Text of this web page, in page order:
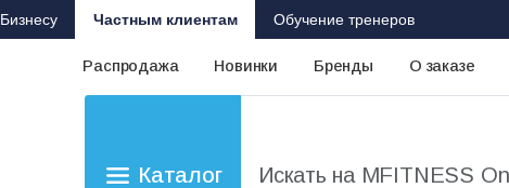
Бизнесу Частным клиентам Обучение тренеров
Распродажа Новинки Бренды О заказе
Каталог